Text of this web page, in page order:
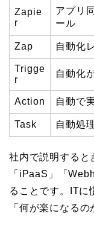
Zapie
r
アプリ
ール
Zap 自動化
Trigge
r
自動化
Action 自動で
Task 自動処
社内で説明すると
「iPaaS」「
ることです。ITに
「何が楽になる